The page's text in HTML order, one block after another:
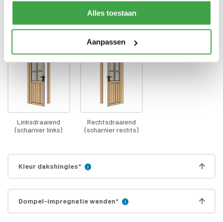
Alles toestaan
Aanpassen
Draairichting deur
Linksdraaiend
(scharnier links)
Rechtsdraaiend
(scharnier rechts)
Kleur dakshingles*
Dompel-impregnatie wanden*